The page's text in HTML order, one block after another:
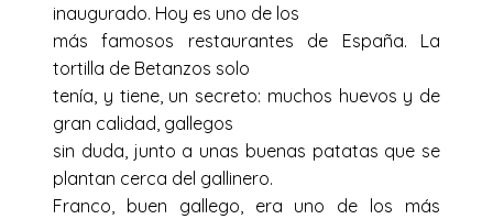
inaugurado. Hoy es uno de los
más famosos restaurantes de España. La
tortilla de Betanzos solo
tenía, y tiene, un secreto: muchos huevos y de
gran calidad, gallegos
sin duda, junto a unas buenas patatas que se
plantan cerca del gallinero.
Franco, buen gallego, era uno de los más